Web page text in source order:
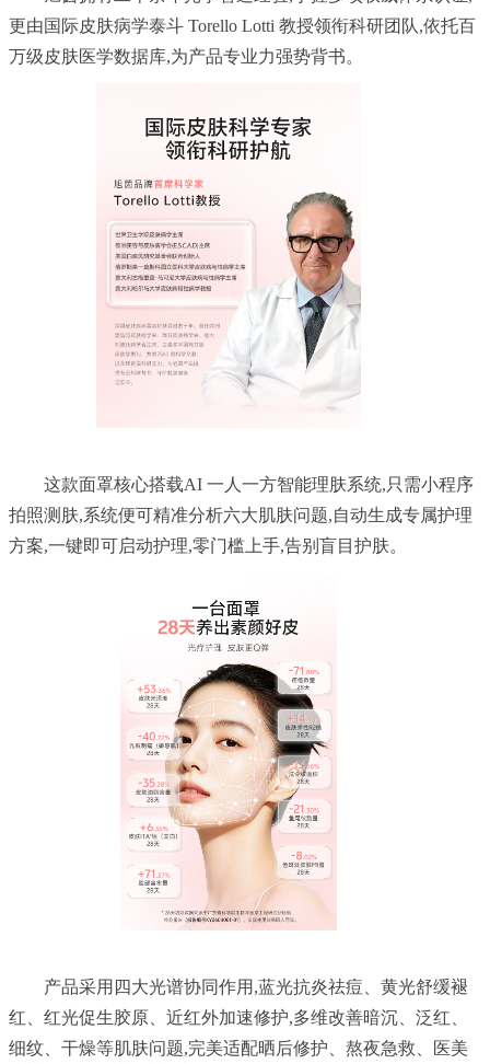
更由国际皮肤病学泰斗 Torello Lotti 教授领衔科研团队,依托百
拍照测肤,系统便可精准分析六大肌肤问题,自动生成专属护理
红、红光促生胶原、近红外加速修护,多维改善暗沉、泛红、
细纹、干燥等肌肤问题,完美适配晒后修护、熬夜急救、医美